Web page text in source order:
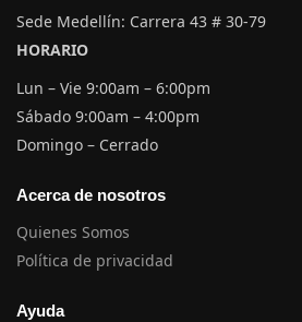
Sede Medellín: Carrera 43 # 30-79
HORARIO
Lun – Vie 9:00am – 6:00pm
Sábado 9:00am – 4:00pm
Domingo – Cerrado
Acerca de nosotros
Quienes Somos
Política de privacidad
Ayuda